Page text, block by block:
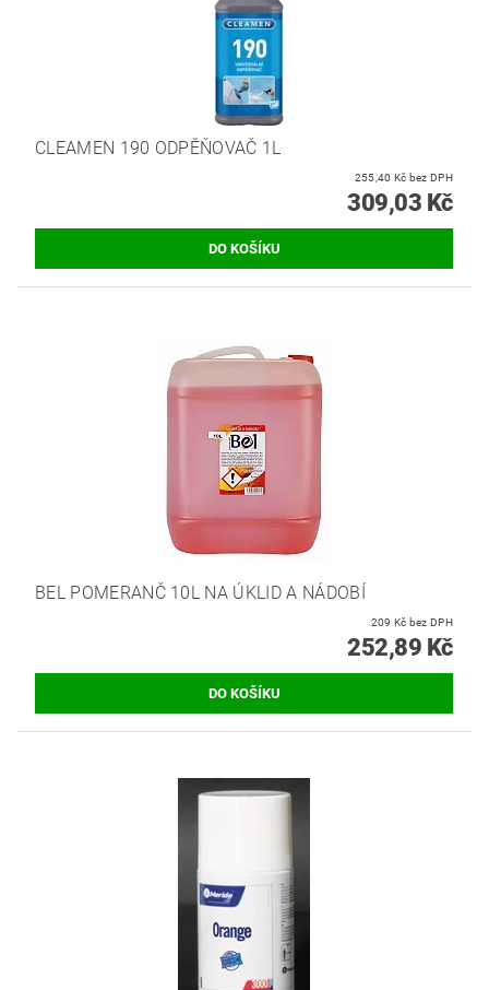
CLEAMEN 190 ODPĚŇOVAČ 1L
255,40 Kč bez DPH
309,03 Kč
BEL POMERANČ 10L NA ÚKLID A NÁDOBÍ
209 Kč bez DPH
252,89 Kč